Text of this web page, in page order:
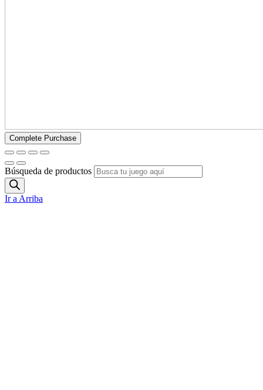
Búsqueda de productos
Ir a Arriba